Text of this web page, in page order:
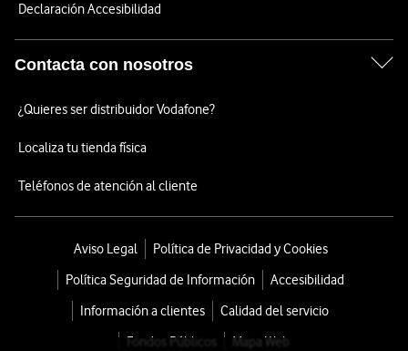
Declaración Accesibilidad
Contacta con nosotros
¿Quieres ser distribuidor Vodafone?
Localiza tu tienda física
Teléfonos de atención al cliente
Aviso Legal
Política de Privacidad y Cookies
Política Seguridad de Información
Accesibilidad
Información a clientes
Calidad del servicio
Fondos Públicos
Mapa Web